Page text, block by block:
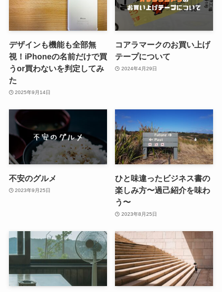
デザインも機能も全部無
視！iPhoneの名前だけで買
うor買わないを判定してみ
た
2025年9月14日
コアラマークのお買い上げ
テープについて
2024年4月29日
不安のグルメ
2023年9月25日
ひと味違ったビジネス書の
楽しみ方〜過己紹介を味わ
う〜
2023年8月25日